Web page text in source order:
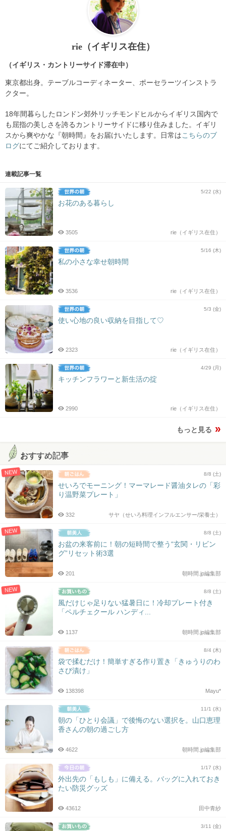
rie（イギリス在住）
（イギリス・カントリーサイド滞在中）
東京都出身。テーブルコーディネーター、ポーセラーツインストラ
クター。
18年間暮らしたロンドン郊外リッチモンドヒルからイギリス国内で
も屈指の美しさを誇るカントリーサイドに移り住みました。イギリ
スから爽やかな『朝時間』をお届けいたします。日常は こちらのブ
ログにてご紹介しております。
連載記事一覧
5/22 (水)
お花のある暮らし
rie（イギリス在住）
3505
5/16 (木)
私の小さな幸せ朝時間
rie（イギリス在住）
3536
5/3 (金)
使い心地の良い収納を目指して♡
rie（イギリス在住）
2323
4/29 (月)
キッチンフラワーと新生活の掟
rie（イギリス在住）
2990
もっと見る
おすすめ記事
NEW 8/8 (土)
せいろでモーニング！マーマレード醤油タレの「彩
り温野菜プレート」
サヤ（せいろ料理インフルエンサー/栄養士）
332
NEW 8/8 (土)
お盆の来客前に！朝の短時間で整う“玄関・リビン
グ”リセット術3選
朝時間.jp編集部
201
NEW 8/8 (土)
風だけじゃ足りない猛暑日に！冷却プレート付き
「ペルチェクール ハンディ...
朝時間.jp編集部
1137
8/4 (木)
袋で揉むだけ！簡単すぎる作り置き「きゅうりのわ
さび漬け」
Mayu*
138398
11/1 (水)
朝の「ひとり会議」で後悔のない選択を。山口恵理
香さんの朝の過ごし方
朝時間.jp編集部
4622
1/17 (水)
外出先の「もしも」に備える。バッグに入れておき
たい防災グッズ
田中青紗
43612
3/11 (金)